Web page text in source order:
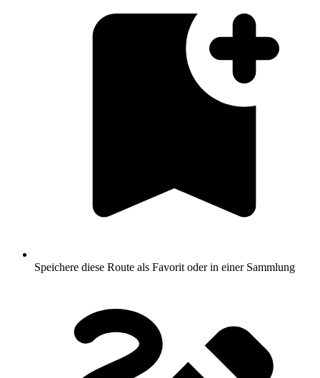
Speichere diese Route als Favorit oder in einer Sammlung